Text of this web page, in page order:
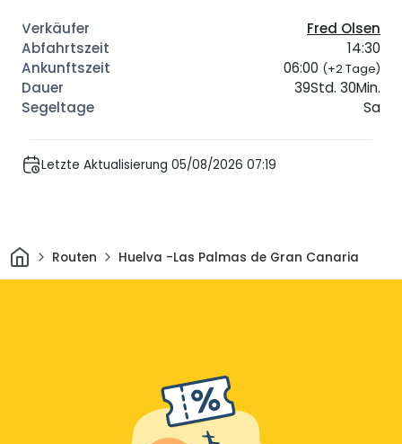
Fred Olsen
14:30
06:00 (+2 Tage)
39Std. 30Min.
Sa
Letzte Aktualisierung 05/08/2026 07:19
HeimRouten Huelva -Las Palmas de Gran Canaria